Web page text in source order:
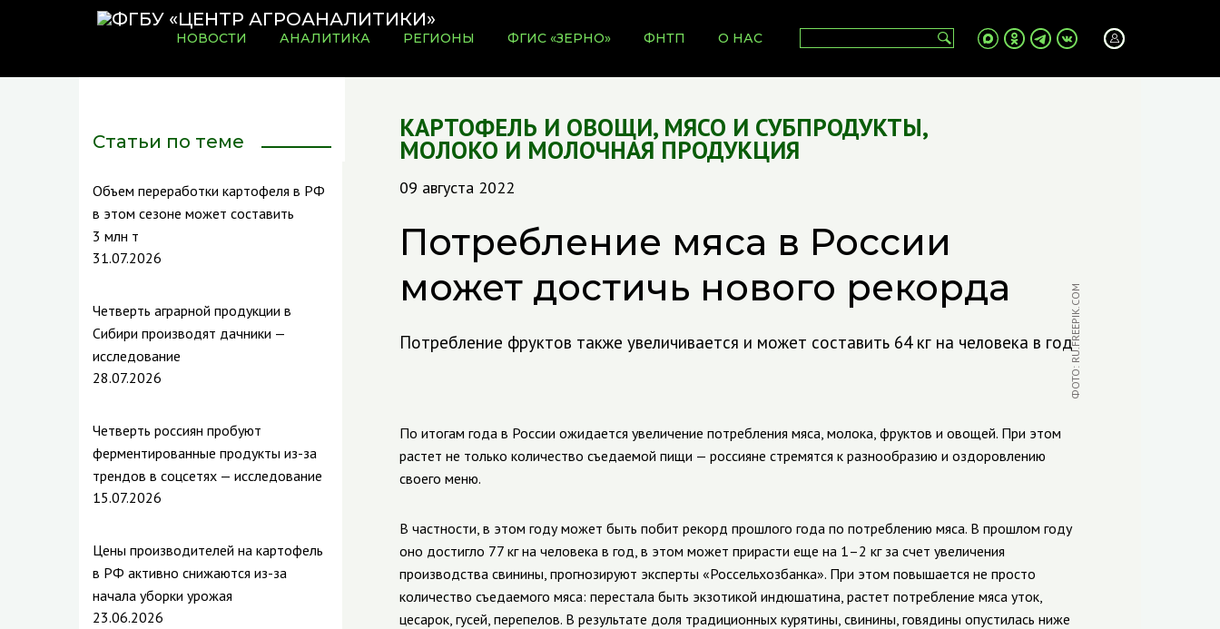
НОВОСТИ АНАЛИТИКА РЕГИОНЫ ФГИС «ЗЕРНО» ФНТП О НАС
Статьи по теме
Объем переработки картофеля в РФ
в этом сезоне может составить
3 млн т
31.07.2026
Четверть аграрной продукции в
Сибири производят дачники —
исследование
28.07.2026
Четверть россиян пробуют
ферментированные продукты из-за
трендов в соцсетях — исследование
15.07.2026
Цены производителей на картофель
в РФ активно снижаются из-за
начала уборки урожая
23.06.2026
КАРТОФЕЛЬ И ОВОЩИ, МЯСО И СУБПРОДУКТЫ,
МОЛОКО И МОЛОЧНАЯ ПРОДУКЦИЯ
09 августа 2022
Потребление мяса в России
может достичь нового рекорда
Потребление фруктов также увеличивается и может составить 64 кг на человека в годФОТО: RU.FREEPIK.COM
По итогам года в России ожидается увеличение потребления мяса, молока, фруктов и овощей. При этом
растет не только количество съедаемой пищи — россияне стремятся к разнообразию и оздоровлению
своего меню.
В частности, в этом году может быть побит рекорд прошлого года по потреблению мяса. В прошлом году
оно достигло 77 кг на человека в год, в этом может прирасти еще на 1–2 кг за счет увеличения
производства свинины, прогнозируют эксперты «Россельхозбанка». При этом повышается не просто
количество съедаемого мяса: перестала быть экзотикой индюшатина, растет потребление мяса уток,
цесарок, гусей, перепелов. В результате доля традиционных курятины, свинины, говядины опустилась ниже